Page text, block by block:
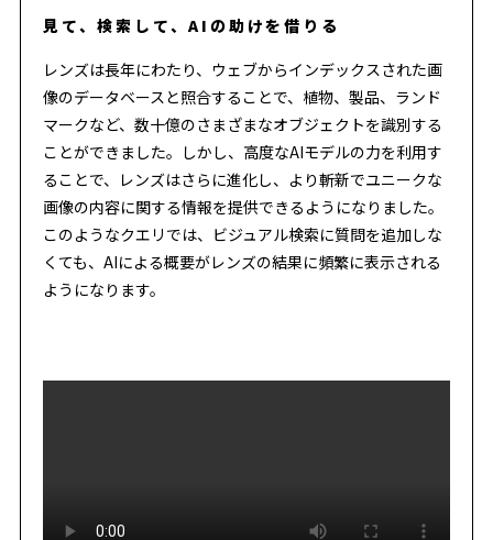
見て、検索して、AIの助けを借りる
レンズは長年にわたり、ウェブからインデックスされた画
像のデータベースと照合することで、植物、製品、ランド
マークなど、数十億のさまざまなオブジェクトを識別する
ことができました。しかし、高度なAIモデルの力を利用す
ることで、レンズはさらに進化し、より斬新でユニークな
画像の内容に関する情報を提供できるようになりました。
このようなクエリでは、ビジュアル検索に質問を追加しな
くても、AIによる概要がレンズの結果に頻繁に表示される
ようになります。